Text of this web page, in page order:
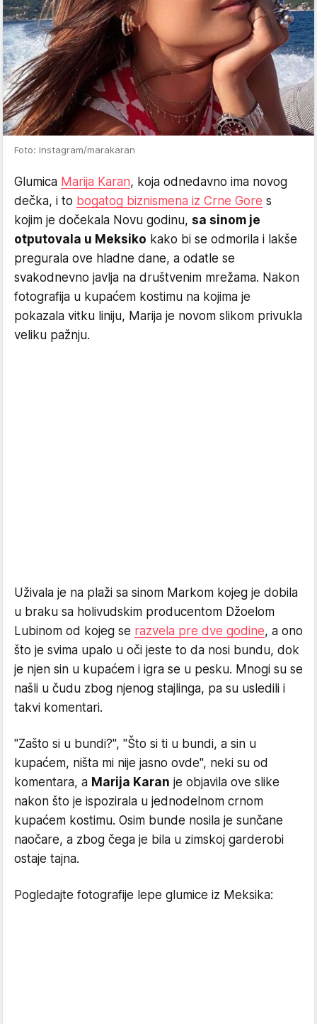
Foto: Instagram/marakaran
Glumica Marija Karan, koja odnedavno ima novog
dečka, i to bogatog biznismena iz Crne Gore s
kojim je dočekala Novu godinu, sa sinom je
otputovala u Meksiko kako bi se odmorila i lakše
pregurala ove hladne dane, a odatle se
svakodnevno javlja na društvenim mrežama. Nakon
fotografija u kupaćem kostimu na kojima je
pokazala vitku liniju, Marija je novom slikom privukla
veliku pažnju.
Uživala je na plaži sa sinom Markom kojeg je dobila
u braku sa holivudskim producentom Džoelom
Lubinom od kojeg se razvela pre dve godine, a ono
što je svima upalo u oči jeste to da nosi bundu, dok
je njen sin u kupaćem i igra se u pesku. Mnogi su se
našli u čudu zbog njenog stajlinga, pa su usledili i
takvi komentari.
"Zašto si u bundi?", "Što si ti u bundi, a sin u
kupaćem, ništa mi nije jasno ovde", neki su od
komentara, a Marija Karan je objavila ove slike
nakon što je ispozirala u jednodelnom crnom
kupaćem kostimu. Osim bunde nosila je sunčane
naočare, a zbog čega je bila u zimskoj garderobi
ostaje tajna.
Pogledajte fotografije lepe glumice iz Meksika: